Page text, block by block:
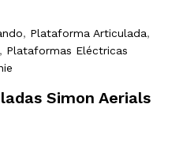
, Plataforma Articulada,
, Plataformas Eléctricas
Simon Aerials